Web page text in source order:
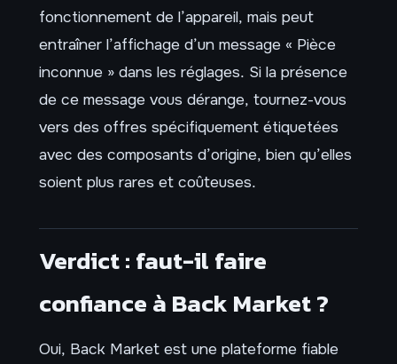
fonctionnement de l’appareil, mais peut
entraîner l’affichage d’un message « Pièce
inconnue » dans les réglages. Si la présence
de ce message vous dérange, tournez-vous
vers des offres spécifiquement étiquetées
avec des composants d’origine, bien qu’elles
soient plus rares et coûteuses.
Verdict : faut-il faire
confiance à Back Market ?
Oui, Back Market est une plateforme fiable